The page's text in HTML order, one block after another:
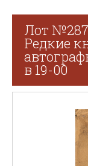
Лот
Редкие
в 19-00